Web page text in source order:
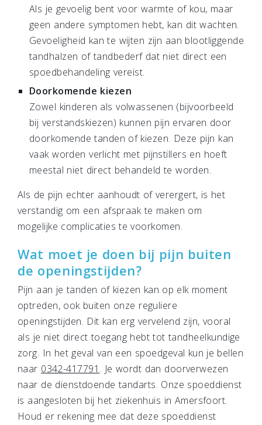
Als je gevoelig bent voor warmte of kou, maar
geen andere symptomen hebt, kan dit wachten.
Gevoeligheid kan te wijten zijn aan blootliggende
tandhalzen of tandbederf dat niet direct een
spoedbehandeling vereist.
Doorkomende kiezen
Zowel kinderen als volwassenen (bijvoorbeeld
bij verstandskiezen) kunnen pijn ervaren door
doorkomende tanden of kiezen. Deze pijn kan
vaak worden verlicht met pijnstillers en hoeft
meestal niet direct behandeld te worden.
Als de pijn echter aanhoudt of verergert, is het
verstandig om een afspraak te maken om
mogelijke complicaties te voorkomen.
Wat moet je doen bij pijn buiten
de openingstijden?
Pijn aan je tanden of kiezen kan op elk moment
optreden, ook buiten onze reguliere
openingstijden. Dit kan erg vervelend zijn, vooral
als je niet direct toegang hebt tot tandheelkundige
zorg. In het geval van een spoedgeval kun je bellen
naar 0342-417791 . Je wordt dan doorverwezen
naar de dienstdoende tandarts. Onze spoeddienst
is aangesloten bij het ziekenhuis in Amersfoort.
Houd er rekening mee dat deze spoeddienst